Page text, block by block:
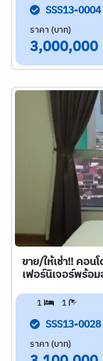
SSS13-0004
ราคา (บาท)
3,000,000
ขาย/ให้เช่า!! คอน
เฟอร์นิเจอร์พร้อ
1 1
SSS13-0028
ราคา (บาท)